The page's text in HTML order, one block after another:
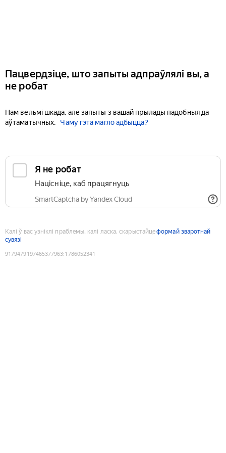
Пацвердзіце, што запыты адпраўлялі вы, а
не робат
Нам вельмі шкада, але запыты з вашай прылады падобныя да
аўтаматычных.
Чаму гэта магло адбыцца?
Я не робат
Націсніце, каб працягнуць
SmartCaptcha by Yandex Cloud
Калі ў вас узніклі праблемы, калі ласка, скарыстайцеформай зваротнай
сувязі
9179479197465377963:1786052341